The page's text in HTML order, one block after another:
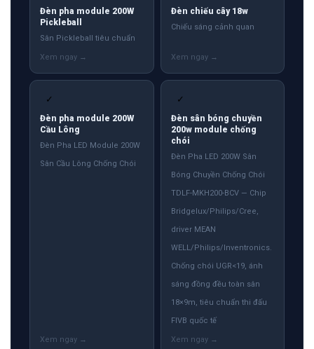
Đèn pha module 200W
Pickleball
Sân Pickleball tiêu chuẩn
Đèn chiếu cây 18w
Chiếu sáng cảnh quan
✓
Đèn pha module 200W
Cầu Lông
Đèn Pha LED Module 200W
Sân Cầu Lông Chống Chói
✓
Đèn sân bóng chuyền
200w module chống
chói
Đèn Pha LED 200W Sân
Bóng Chuyền Chống Chói
TDLF-MKH200-BCV — Chip
Bridgelux/Philips/Cree,
driver MEAN
WELL/Philips/Inventronics.
Chống chói UGR<19, ánh
sáng đồng đều toàn sân
18×9m, tiêu chuẩn thi đấu
FIVB quốc tế